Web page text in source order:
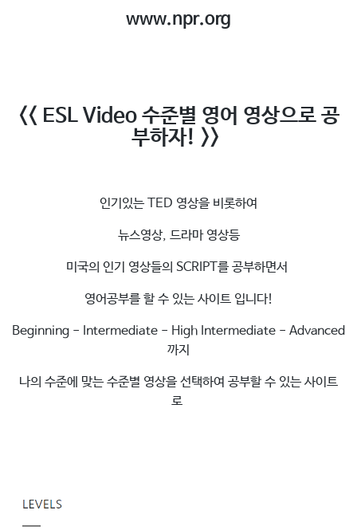
www.npr.org
<< ESL Video 수준별 영어 영상으로 공
부하자! >>
인기있는 TED 영상을 비롯하여
뉴스영상, 드라마 영상등
미국의 인기 영상들의 SCRIPT를 공부하면서
영어공부를 할 수 있는 사이트 입니다!
Beginning - Intermediate - High Intermediate - Advanced
까지
나의 수준에 맞는 수준별 영상을 선택하여 공부할 수 있는 사이트
로